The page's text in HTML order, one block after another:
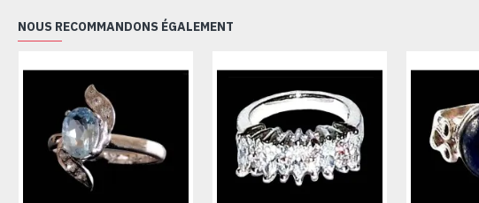
NOUS RECOMMANDONS ÉGALEMENT